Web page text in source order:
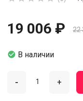
19 006 ₽ 22
 В наличии
- +